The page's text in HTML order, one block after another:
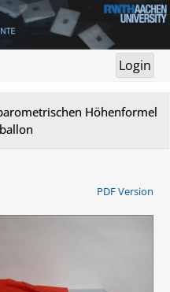
Höhenformel
PDF Version